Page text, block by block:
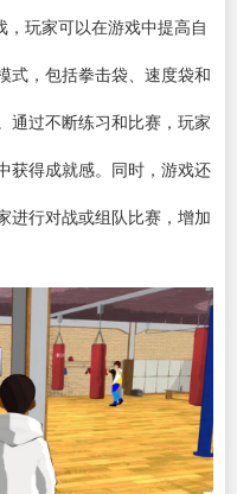
玩家可以在游戏中提高自
式，包括拳击袋、速度袋和
通过不断练习和比赛，玩家
获得成就感。同时，游戏还
进行对战或组队比赛，增加